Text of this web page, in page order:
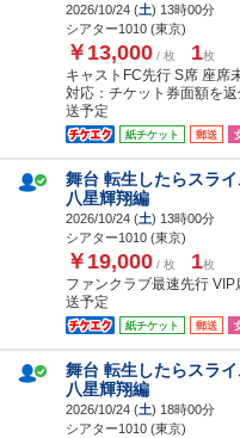
2026/10/24 (土) 13時00分
シアター1010 (東京)
￥13,000 / 枚 1枚
キャストFC先行 S席 座
対応：チケット券面額を
送予定
紙チケット 郵送
舞台 転生したらスラ
八星輝翔編
2026/10/24 (土) 13時00分
シアター1010 (東京)
￥19,000 / 枚 1枚
ファンクラブ最速先行
送予定
紙チケット 郵送
舞台 転生したらスラ
八星輝翔編
2026/10/24 (土) 18時00分
シアター1010 (東京)